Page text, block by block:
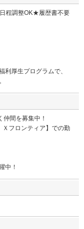
程調整OK★履歴書不要
厚生プログラムで、
間を募集中！
フロンティア】での勤
中！